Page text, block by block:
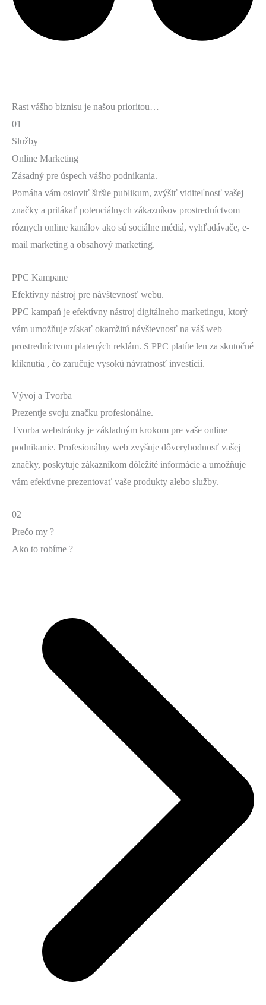
Rast vášho biznisu je našou prioritou…
01
Služby
Online Marketing
Zásadný pre úspech vášho podnikania.
Pomáha vám osloviť širšie publikum, zvýšiť viditeľnosť vašej
značky a prilákať potenciálnych zákazníkov prostredníctvom
rôznych online kanálov ako sú sociálne médiá, vyhľadávače, e-
mail marketing a obsahový marketing.
PPC Kampane
Efektívny nástroj pre návštevnosť webu.
PPC kampaň je efektívny nástroj digitálneho marketingu, ktorý
vám umožňuje získať okamžitú návštevnosť na váš web
prostredníctvom platených reklám. S PPC platíte len za skutočné
kliknutia , čo zaručuje vysokú návratnosť investícií.
Vývoj a Tvorba
Prezentje svoju značku profesionálne.
Tvorba webstránky je základným krokom pre vaše online
podnikanie. Profesionálny web zvyšuje dôveryhodnosť vašej
značky, poskytuje zákazníkom dôležité informácie a umožňuje
vám efektívne prezentovať vaše produkty alebo služby.
02
Prečo my ?
Ako to robíme ?